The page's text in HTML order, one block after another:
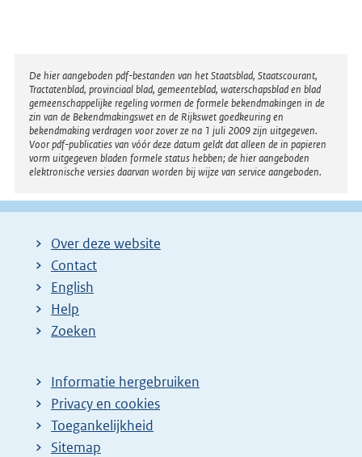
Disclaimer
De hier aangeboden pdf-bestanden van het Staatsblad, Staatscourant,
Tractatenblad, provinciaal blad, gemeenteblad, waterschapsblad en blad
gemeenschappelijke regeling vormen de formele bekendmakingen in de
zin van de Bekendmakingswet en de Rijkswet goedkeuring en
bekendmaking verdragen voor zover ze na 1 juli 2009 zijn uitgegeven.
Voor pdf-publicaties van vóór deze datum geldt dat alleen de in papieren
vorm uitgegeven bladen formele status hebben; de hier aangeboden
elektronische versies daarvan worden bij wijze van service aangeboden.
Over deze website
Contact
English
Help
Zoeken
Informatie hergebruiken
Privacy en cookies
Toegankelijkheid
Sitemap